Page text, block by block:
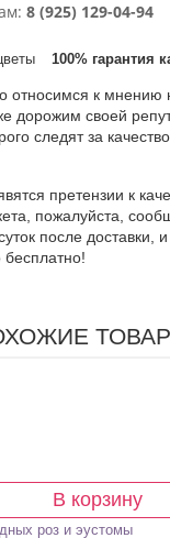
8 (925) 129-04-94
100% гарантия
относимся к мнению
дорожим своей
следят за
претензии к
пожалуйста,
после доставки,